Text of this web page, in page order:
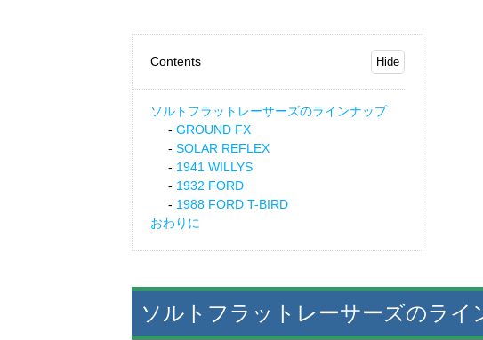
Contents
ソルトフラットレーサーズのラインナップ
GROUND FX
SOLAR REFLEX
1941 WILLYS
1932 FORD
1988 FORD T-BIRD
おわりに
ソルトフラットレーサーズのライ